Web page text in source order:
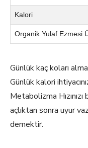
Kalori
Organik Yulaf Ezmesi
Günlük kaç koları
Günlük kalori
Metabolizma
açlıktan sonra uyur
demektir.